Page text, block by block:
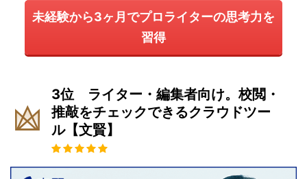
未経験から3ヶ月でプロライターの思考力を
習得
3位 ライター・編集者向け。校閲・
推敲をチェックできるクラウドツー
ル【文賢】